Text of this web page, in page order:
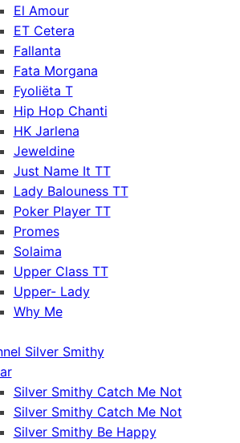
El Amour
ET Cetera
Fallanta
Fata Morgana
Fyoliëta T
Hip Hop Chanti
HK Jarlena
Jeweldine
Just Name It TT
Lady Balouness TT
Poker Player TT
Promes
Solaima
Upper Class TT
Upper- Lady
Why Me
Silver Smithy
Silver Smithy Catch Me Not
Silver Smithy Catch Me Not
Silver Smithy Be Happy